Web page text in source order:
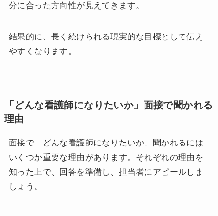
分に合った方向性が見えてきます。
結果的に、長く続けられる現実的な目標として伝え
やすくなります。
「どんな看護師になりたいか」面接で聞かれる
理由
面接で「どんな看護師になりたいか」聞かれるには
いくつか重要な理由があります。それぞれの理由を
知った上で、回答を準備し、担当者にアピールしま
しょう。